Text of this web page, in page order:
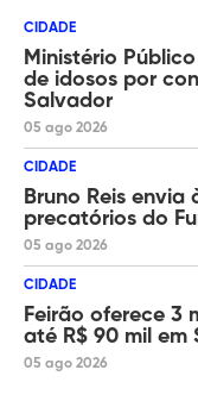
CIDADE
Ministério
de idosos por
Salvador
05 ago 2026
CIDADE
Bruno Reis
precatórios do
05 ago 2026
CIDADE
Feirão oferece 3
até R$ 90 mil em
05 ago 2026